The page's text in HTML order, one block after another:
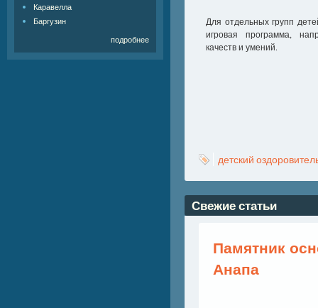
Для отдельных групп
игровая программа,
качеств и умений.
детский
Свежие статьи
Памятник
Анапа
Каравелла
Баргузин
подробнее